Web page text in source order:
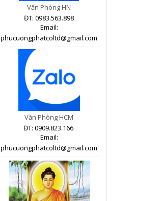
Văn Phòng HN
ĐT: 0983.563.898
Email:
phucuongphatcoltd@gmail.com
Văn Phòng HCM
ĐT: 0909.823.166
Email:
phucuongphatcoltd@gmail.com